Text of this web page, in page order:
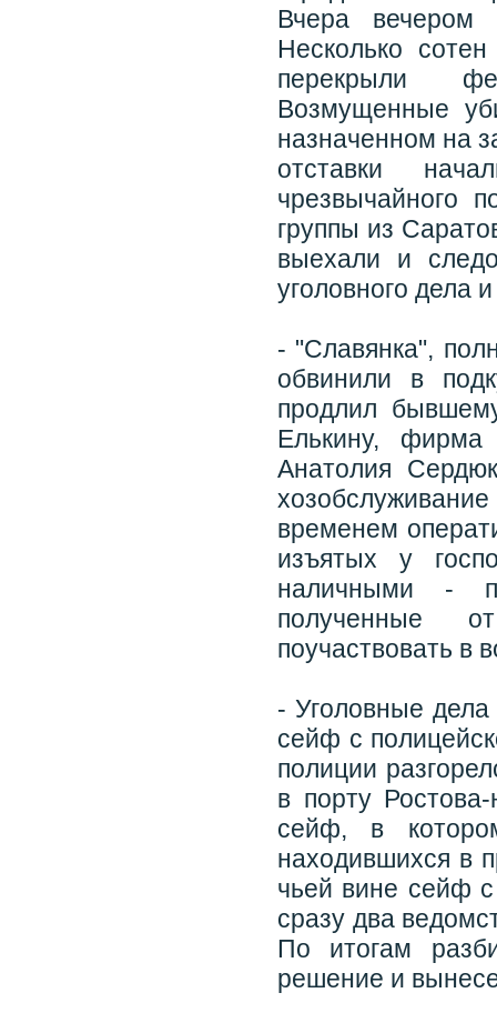
Вчера вечером
Несколько
перекрыли
Возмущенные
назначенном на
отставки
чрезвычайного
группы из
выехали и
уголовного дела
- "Славянка",
обвинили в
продлил
Елькину, фирма
Анатолия
временем
изъятых у
наличными -
полученные
поучаствовать в
- Уголовные
сейф с
полиции
в порту
сейф, в
находившихся в
чьей вине сейф
сразу два
По итогам
решение и